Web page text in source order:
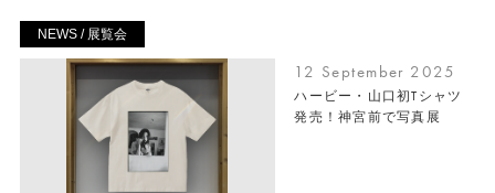
NEWS / 展覧会
12 September 2025
ハービー・山口初Tシャツ
発売！神宮前で写真展